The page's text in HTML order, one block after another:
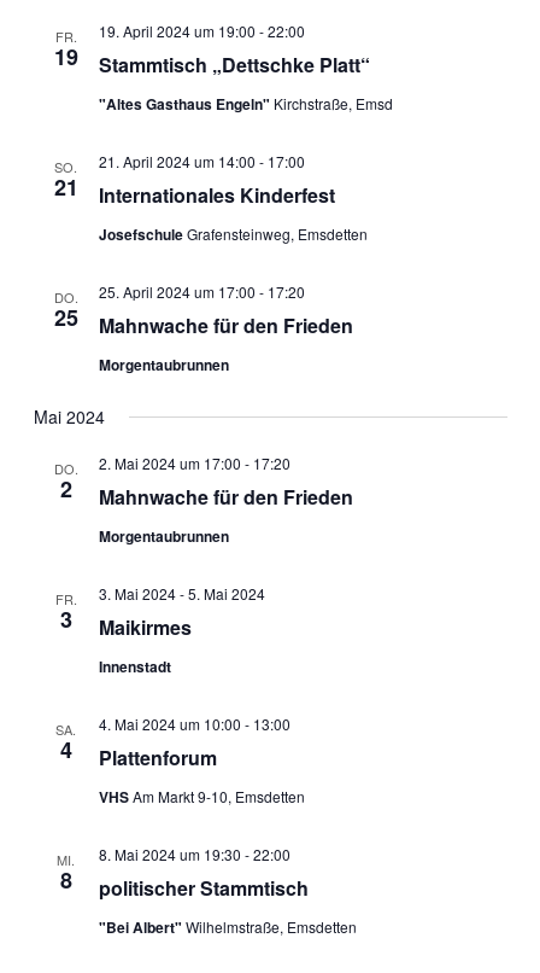
FR.
19 Stammtisch „Dettschke Platt“
19. April 2024 um 19:00 -22:00
"Altes Gasthaus Engeln" Kirchstraße, Emsd
SO.
21 Internationales Kinderfest
21. April 2024 um 14:00 - 17:00
JosefschuleGrafensteinweg, Emsdetten
DO.
25 Mahnwache für den Frieden
25. April 2024 um 17:00 - 17:20
Morgentaubrunnen
Mai 2024
DO.
2 Mahnwache für den Frieden
2. Mai 2024 um 17:00 - 17:20
Morgentaubrunnen
FR.
3 Maikirmes
3. Mai 2024-5. Mai 2024
Innenstadt
SA.
4 Plattenforum
4. Mai 2024 um 10:00 - 13:00
VHSAm Markt 9-10, Emsdetten
MI.
8 politischer Stammtisch
8. Mai 2024 um 19:30 -22:00
"Bei Albert" Wilhelmstraße, Emsdetten